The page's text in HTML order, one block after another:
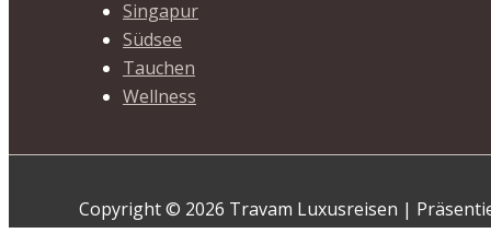
Singapur
Südsee
Tauchen
Wellness
Copyright © 2026 Travam Luxusreisen |